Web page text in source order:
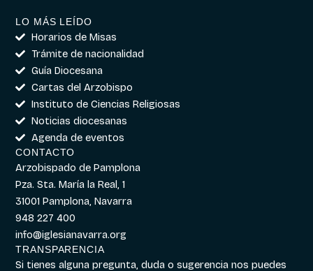
LO MÁS LEÍDO
Horarios de Misas
Trámite de nacionalidad
Guía Diocesana
Cartas del Arzobispo
Instituto de Ciencias Religiosas
Noticias diocesanas
Agenda de eventos
CONTACTO
Arzobispado de Pamplona
Pza. Sta. María la Real, 1
31001 Pamplona, Navarra
948 227 400
info@iglesianavarra.org
TRANSPARENCIA
Si tienes alguna pregunta, duda o sugerencia nos puedes